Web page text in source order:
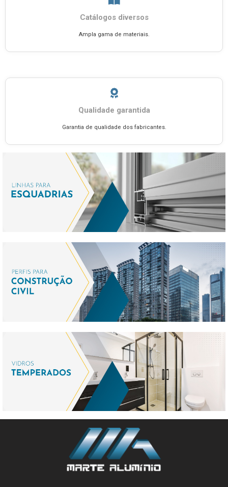
Catálogos diversos
Ampla gama de materiais.
Qualidade garantida
Garantia de qualidade dos fabricantes.